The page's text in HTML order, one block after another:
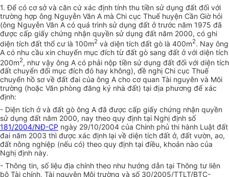
1. Để có cơ sở và căn cứ xác định tính thu tiền sử dụng đất đối với
trường hợp ông Nguyễn Văn A mà Chi cục Thuế huyện Cần Giờ hỏi
(ông Nguyễn Văn A có quá trình sử dụng đất ở trước năm 1975 đã
được cấp giấy chứng nhận quyền sử dụng đất năm 2000, có ghi
diện tích đất thổ cư là 100m2 và diện tích đất gò là 400m2. Nay ông
A có nhu cầu xin chuyển mục đích từ đất gò sang đất ở với diện tích
200m2, như vậy ông A có phải nộp tiền sử dụng đất đối với diện tích
đất chuyển đổi mục đích đó hay không), đề nghị Chi cục Thuế
chuyển hồ sơ về đất đai của ông A cho cơ quan Tài nguyên và Môi
trường (hoặc Văn phòng đăng ký nhà đất) tại địa phương để xác
định:
- Diện tích ở và đất gò ông A đã được cấp giấy chứng nhận quyền
sử dụng đất năm 2000, nay theo quy định tại Nghị định số
181/2004/NĐ-CP ngày 29/10/2004 của Chính phủ thi hành Luật đất
đai năm 2003 thì được xác định lại về diện tích đất ở, đất vườn, ao,
đất nông nghiệp (nếu có) theo quy định tại điều, khoản nào của
Nghị định này.
- Thông tin, số liệu địa chính theo như hướng dẫn tại Thông tư liên
bộ Tài chính, Tài nguyên Môi trường và số 30/2005/TTLT/BTC-